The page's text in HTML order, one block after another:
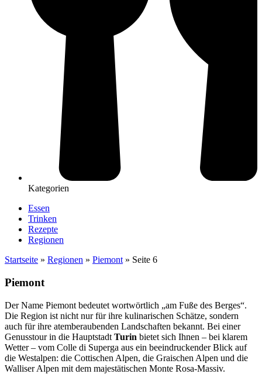
Kategorien
Essen
Trinken
Rezepte
Regionen
Startseite » Regionen » Piemont » Seite 6
Piemont
Der Name Piemont bedeutet wortwörtlich „am Fuße des Berges“.
Die Region ist nicht nur für ihre kulinarischen Schätze, sondern
auch für ihre atemberaubenden Landschaften bekannt. Bei einer
Genusstour in die Hauptstadt Turin bietet sich Ihnen – bei klarem
Wetter – vom Colle di Superga aus ein beeindruckender Blick auf
die Westalpen: die Cottischen Alpen, die Graischen Alpen und die
Walliser Alpen mit dem majestätischen Monte Rosa-Massiv.